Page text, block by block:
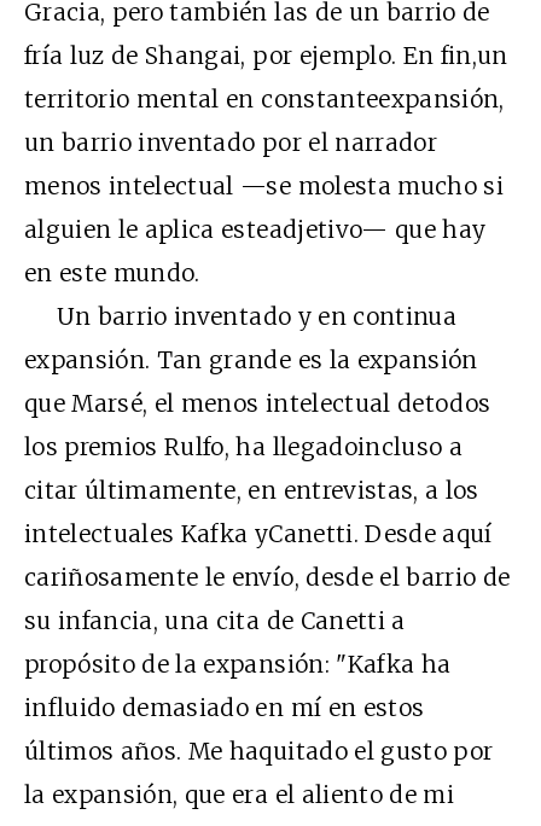
Gracia, pero también las de un barrio de
fría luz de Shangai, por ejemplo. En fin,un
territorio mental en constanteexpansión,
un barrio inventado por el narrador
menos intelectual —se molesta mucho si
alguien le aplica esteadjetivo— que hay
en este mundo.
Un barrio inventado y en continua
expansión. Tan grande es la expansión
que Marsé, el menos intelectual detodos
los premios Rulfo, ha llegadoincluso a
citar últimamente, en entrevistas, a los
intelectuales Kafka yCanetti. Desde aquí
cariñosamente le envío, desde el barrio de
su infancia, una cita de Canetti a
propósito de la expansión: "Kafka ha
influido demasiado en mí en estos
últimos años. Me haquitado el gusto por
la expansión, que era el aliento de mi